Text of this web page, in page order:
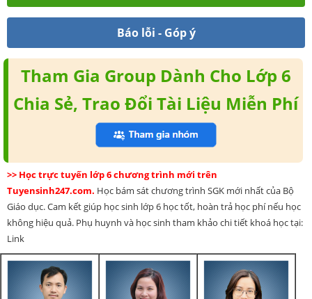
Báo lỗi - Góp ý
Tham Gia Group Dành Cho Lớp 6
Chia Sẻ, Trao Đổi Tài Liệu Miễn Phí
>> Học trực tuyến lớp 6 chương trình mới trên
Tuyensinh247.com. Học bám sát chương trình SGK mới nhất của Bộ
Giáo dục. Cam kết giúp học sinh lớp 6 học tốt, hoàn trả học phí nếu học
không hiệu quả. Phụ huynh và học sinh tham khảo chi tiết khoá học tại:
Link